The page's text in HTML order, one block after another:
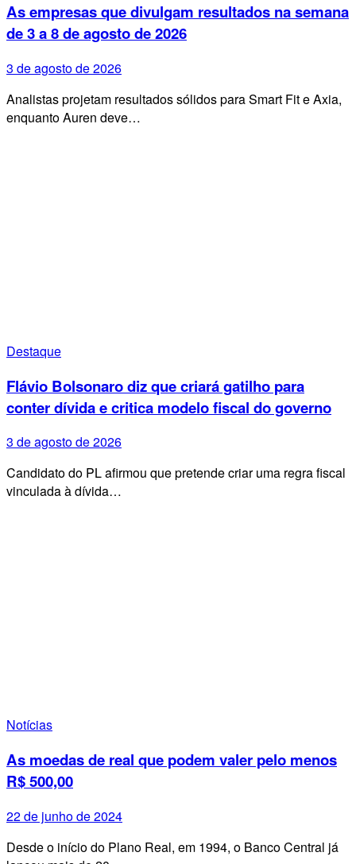
As empresas que divulgam resultados na semana
de 3 a 8 de agosto de 2026
3 de agosto de 2026
Analistas projetam resultados sólidos para Smart Fit e Axia,
enquanto Auren deve…
Destaque
Flávio Bolsonaro diz que criará gatilho para
conter dívida e critica modelo fiscal do governo
3 de agosto de 2026
Candidato do PL afirmou que pretende criar uma regra fiscal
vinculada à dívida…
Notícias
As moedas de real que podem valer pelo menos
R$ 500,00
22 de junho de 2024
Desde o início do Plano Real, em 1994, o Banco Central já